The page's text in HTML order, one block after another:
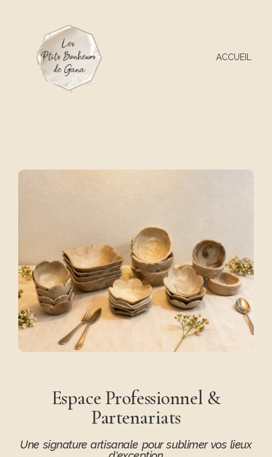
ACCUEIL
Espace Professionnel &
Partenariats
Une signature artisanale pour sublimer vos lieux